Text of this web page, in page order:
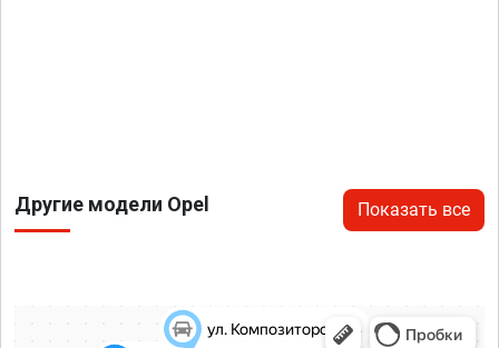
Другие модели Opel Показать все